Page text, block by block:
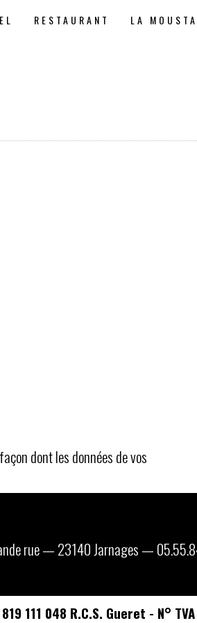
RESTAURANT LA
dont les données de vos
rue — 23140 Jarnages —
111 048 R.C.S. Gueret - N°